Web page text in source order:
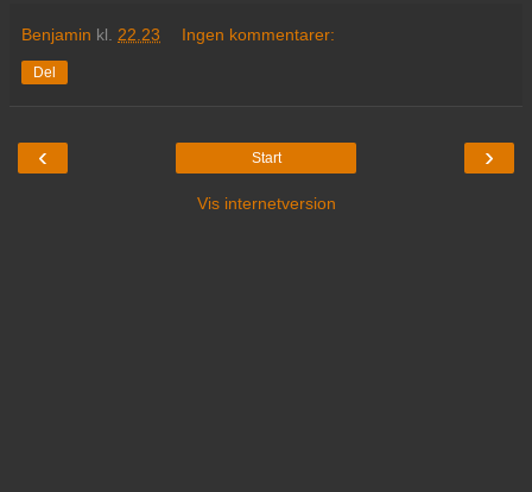
Benjamin kl. 22.23 Ingen kommentarer:
Del
‹ ›
Start
Vis internetversion